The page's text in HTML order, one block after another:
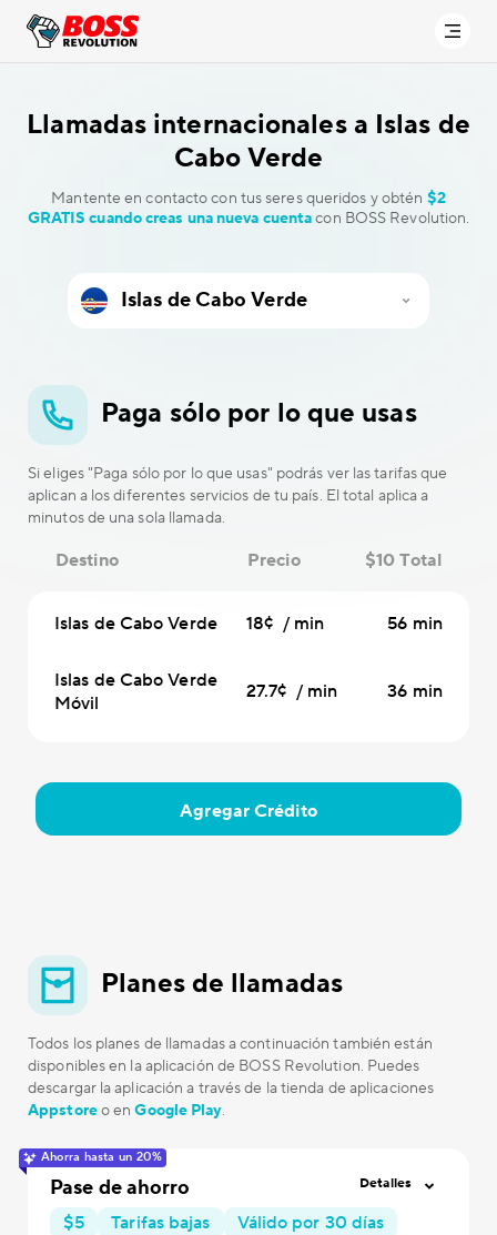
Llamadas internacionales a Islas de
Cabo Verde
Mantente en contacto con tus seres queridos y obtén $2
GRATIS cuando creas una nueva cuentacon BOSS Revolution.
Paga sólo por lo que usas
Si eliges "Paga sólo por lo que usas" podrás ver las tarifas que
aplican a los diferentes servicios de tu país. El total aplica a
minutos de una sola llamada.
Destino Precio $10 Total
Islas de Cabo Verde 18¢ / min 56 min
Islas de Cabo Verde
Móvil
27.7¢ / min 36 min
Agregar Crédito
Planes de llamadas
Todos los planes de llamadas a continuación también están
disponibles en la aplicación de BOSS Revolution. Puedes
descargar la aplicación a través de la tienda de aplicaciones
Appstoreo enGoogle Play.
Ahorra hasta un 20%
Pase de ahorro
$5 Tarifas bajas Válido por 30 días
Detalles